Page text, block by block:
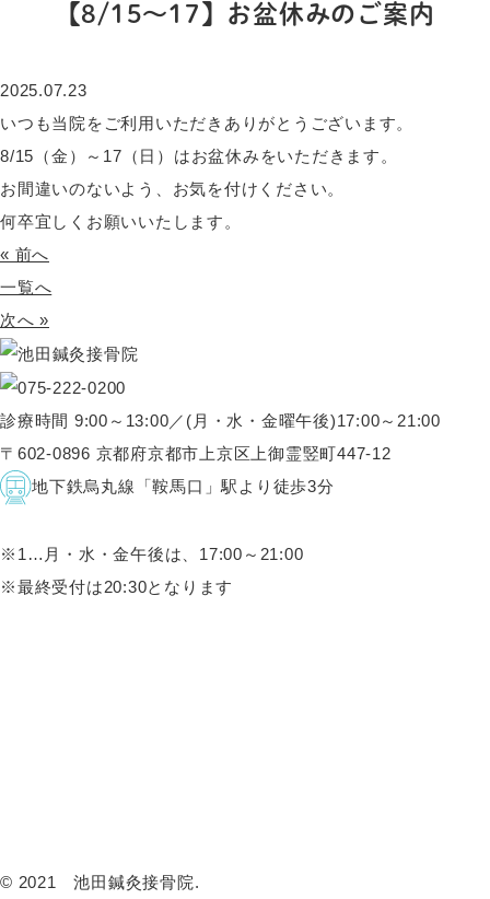
【8/15～17】お盆休みのご案内
2025.07.23
いつも当院をご利用いただきありがとうございます。
8/15（金）～17（日）はお盆休みをいただきます。
お間違いのないよう、お気を付けください。
何卒宜しくお願いいたします。
« 前へ
一覧へ
次へ »
診療時間 9:00～13:00／(月・水・金曜午後)17:00～21:00
〒602-0896 京都府京都市上京区上御霊竪町447-12
地下鉄烏丸線「鞍馬口」駅より徒歩3分
※1…月・水・金午後は、17:00～21:00
※最終受付は20:30となります
© 2021 池田鍼灸接骨院.